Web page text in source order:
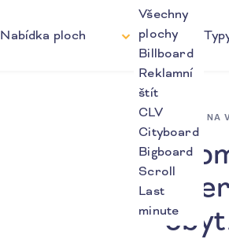
Nabídka ploch
Všechny
plochy
Billboard
Reklamní
štít
CLV
Cityboard
Bigboard
Scroll
Last
minute
ZPĚT NA